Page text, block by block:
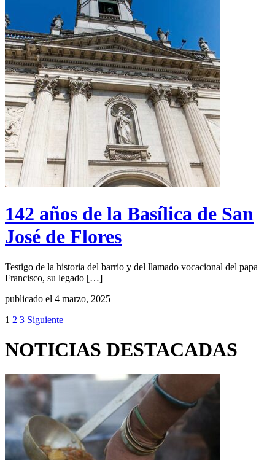
142 años de la Basílica de San
José de Flores
Testigo de la historia del barrio y del llamado vocacional del papa
Francisco, su legado […]
publicado el 4 marzo, 2025
1 2 3 Siguiente
NOTICIAS DESTACADAS